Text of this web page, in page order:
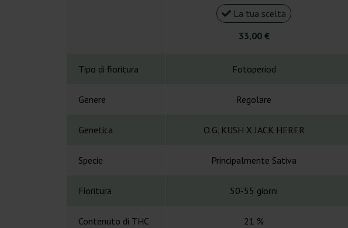
La tua scelta
33,00 €
Tipo di fioritura Fotoperiod
Genere Regolare
Genetica O.G. KUSH X JACK HERER
Specie Principalmente Sativa
Fioritura 50-55 giorni
Contenuto di THC 21 %